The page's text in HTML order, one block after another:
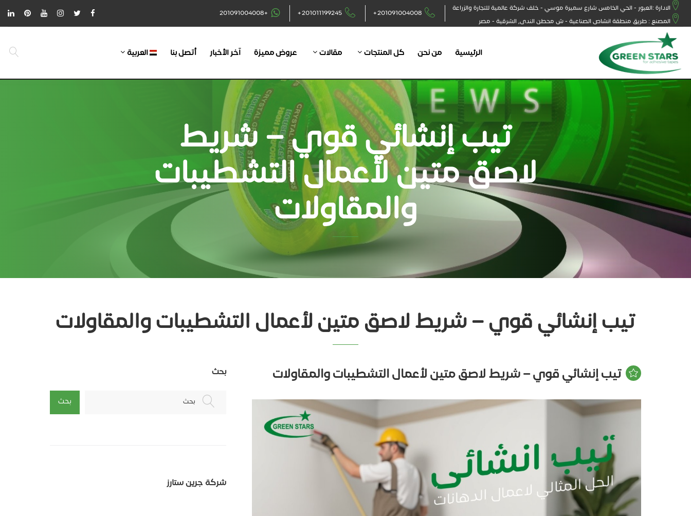
الادارة :العبور - الحي الخامس شارع سميرة موسي - خلف شركة عالمية للتجارة والزراعة
المصنع : طريق منطقة انشاص الصناعية - ش محطن الندى, الشرقية - مصر
+201091004008
+201011199245
+201091004008
الرئيسية من نحن كل المنتجات مقالات عروض مميزة آخر الأخبار أتصل بنا العربية
تيب إنشائي قوي – شريط
لاصق متين لأعمال التشطيبات
والمقاولات
تيب إنشائي قوي – شريط لاصق متين لأعمال التشطيبات والمقاولات
تيب إنشائي قوي – شريط لاصق متين لأعمال التشطيبات والمقاولات بحث
بحث بحث
شركة جرين ستارز